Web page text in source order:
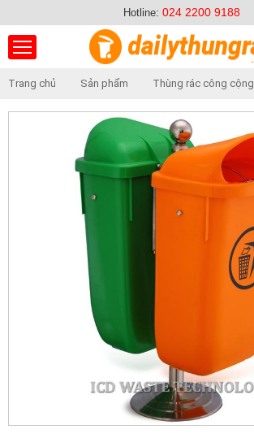
Hotline: 024 2200 9188
Trang chủ Sản phẩm
Thùng rác công cộng